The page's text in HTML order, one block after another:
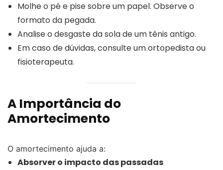
Molhe o pé e pise sobre um papel. Observe o
formato da pegada.
Analise o desgaste da sola de um tênis antigo.
Em caso de dúvidas, consulte um ortopedista ou
fisioterapeuta.
A Importância do
Amortecimento
O amortecimento ajuda a:
Absorver o impacto das passadas